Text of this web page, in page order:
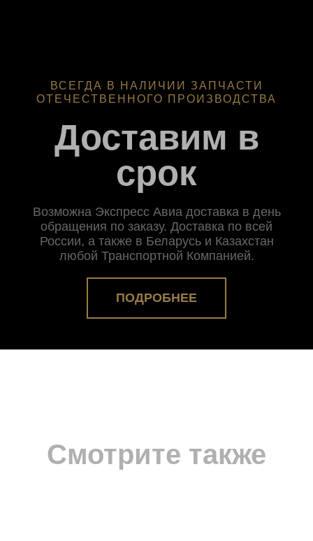
ВСЕГДА В НАЛИЧИИ ЗАПЧАСТИ
ОТЕЧЕСТВЕННОГО ПРОИЗВОДСТВА
Доставим в
срок
Возможна Экспресс Авиа доставка в день
обращения по заказу. Доставка по всей
России, а также в Беларусь и Казахстан
любой Транспортной Компанией.
ПОДРОБНЕЕ
Смотрите также